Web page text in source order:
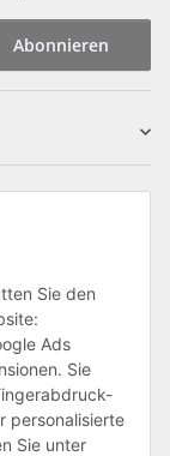
Sie den
Ads
Sie
personalisierte
Sie unter
Abonnieren